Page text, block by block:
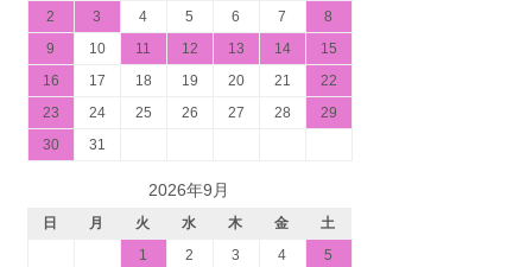
2
3 4 5 6 7
8
9
10 11 12 13 14
15
16
17 18 19 20 21
22
23
24 25 26 27 28
29
30
31
2026年9月
日 月 火 水 木 金
土
1
2 3 4
5